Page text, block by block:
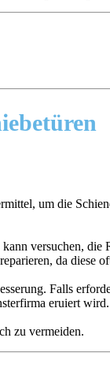
um die
versuchen, die
da diese
Falls
eruiert wird.
zu vermeiden.